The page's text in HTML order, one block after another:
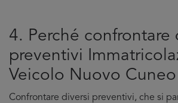
4. Perché confrontare
preventivi
Veicolo Nuovo Cuneo
Confrontare diversi preventivi, che si